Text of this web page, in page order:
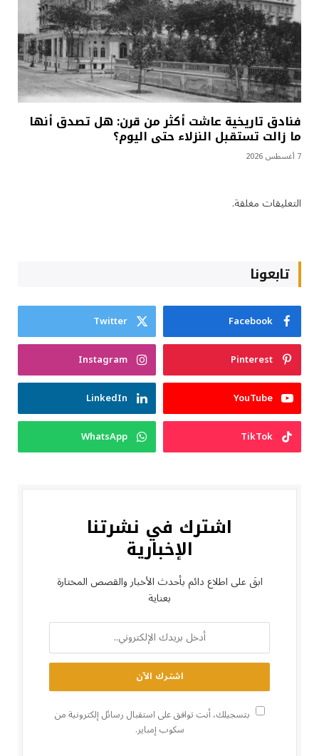
فنادق تاريخية عاشت أكثر من قرن: هل تصدق أنها
ما زالت تستقبل النزلاء حتى اليوم؟
7 أغسطس 2026
التعليقات مغلقة.
تابعونا
Facebook
Twitter
Pinterest
Instagram
YouTube
LinkedIn
TikTok
WhatsApp
اشترك في نشرتنا
الإخبارية
ابقَ على اطلاع دائم بأحدث الأخبار والقصص المختارة
بعناية
بتسجيلك، أنت توافق على استقبال رسائل إلكترونية من
سكوب إمباير.